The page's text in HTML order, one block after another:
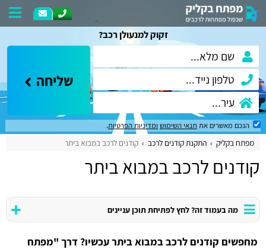
זקוק למנעולן רכב?
שליחה
הנכם מאשרים את תנאי השימוש ומדיניות הפרטיות.
מפתח בקליק התקנת קודנים לרכב קודנים לרכב במבוא ביתר
קודנים לרכב במבוא ביתר
מה בעמוד זה? לחץ לפתיחת תוכן עניינים
מחפשים קודנים לרכב במבוא ביתר עכשיו? דרך "מפתח